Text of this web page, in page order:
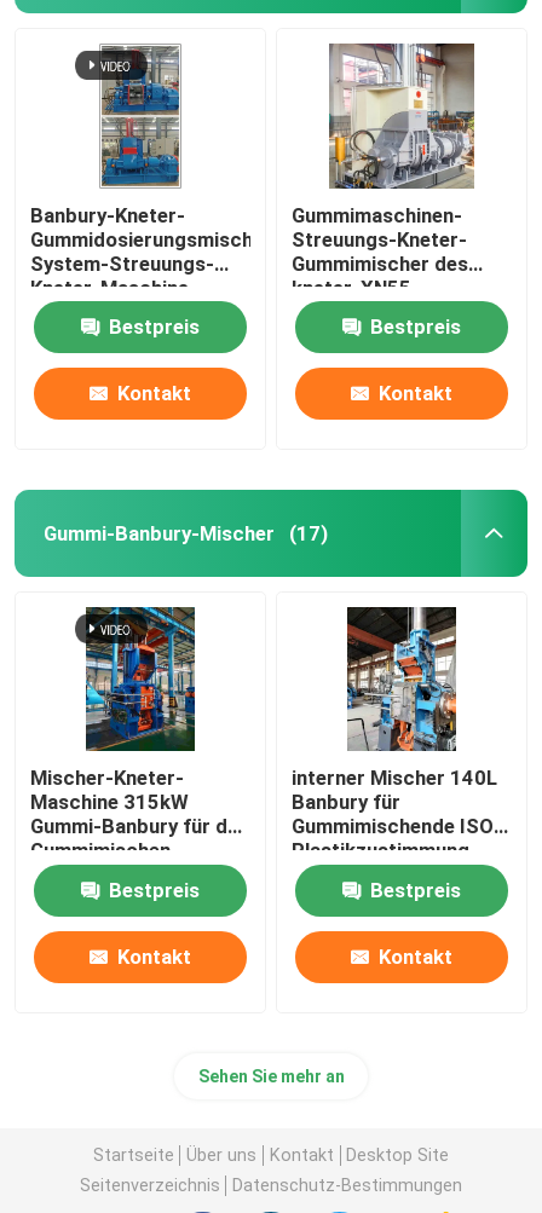
Banbury-Kneter-
Gummidosierungsmischendes
System-Streuungs-
Kneter-Maschine
Bestpreis
Kontakt
Gummimaschinen-
Streuungs-Kneter-
Gummimischer des
kneter-XN55
Bestpreis
Kontakt
Gummi-Banbury-Mischer (17)
Mischer-Kneter-
Maschine 315kW
Gummi-Banbury für das
Gummimischen
Bestpreis
Kontakt
interner Mischer 140L
Banbury für
Gummimischende ISO-
Plastikzustimmung
Bestpreis
Kontakt
Sehen Sie mehr an
Startseite Über uns Kontakt
Desktop Site
Seitenverzeichnis
Datenschutz-Bestimmungen